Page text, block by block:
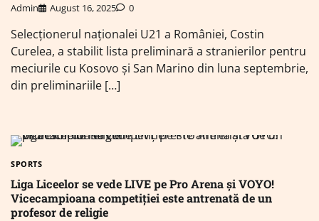
Admin August 16, 2025 0
Selecționerul naționalei U21 a României, Costin
Curelea, a stabilit lista preliminară a stranierilor pentru
meciurile cu Kosovo și San Marino din luna septembrie,
din preliminariile […]
SPORTS
Liga Liceelor se vede LIVE pe Pro Arena și VOYO!
Vicecampioana competiției este antrenată de un
profesor de religie